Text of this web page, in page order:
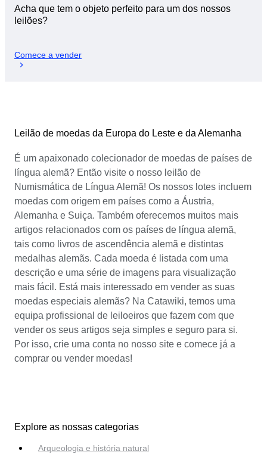
Acha que tem o objeto perfeito para um dos nossos
leilões?
Comece a vender
Leilão de moedas da Europa do Leste e da Alemanha
É um apaixonado colecionador de moedas de países de
língua alemã? Então visite o nosso leilão de
Numismática de Língua Alemã! Os nossos lotes incluem
moedas com origem em países como a Áustria,
Alemanha e Suiça. Também oferecemos muitos mais
artigos relacionados com os países de língua alemã,
tais como livros de ascendência alemã e distintas
medalhas alemãs. Cada moeda é listada com uma
descrição e uma série de imagens para visualização
mais fácil. Está mais interessado em vender as suas
moedas especiais alemãs? Na Catawiki, temos uma
equipa profissional de leiloeiros que fazem com que
vender os seus artigos seja simples e seguro para si.
Por isso, crie uma conta no nosso site e comece já a
comprar ou vender moedas!
Explore as nossas categorias
Arqueologia e história natural